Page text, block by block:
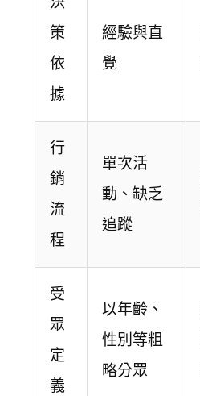
策
依
據
經驗與直
覺
行
銷
流
程
單次活
動、缺乏
追蹤
受
眾
定
義
以年齡、
性別等粗
略分眾